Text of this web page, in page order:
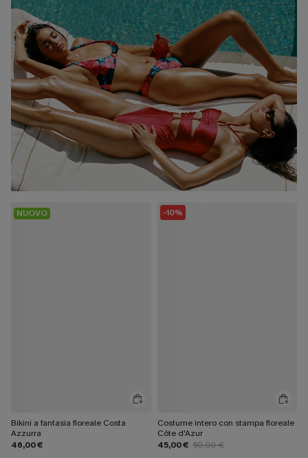
NUOVO
Bikini a fantasia floreale Costa
Azzurra
46,00 €
-10%
Costume intero con stampa floreale
Côte d'Azur
45,00 € 50,00 €